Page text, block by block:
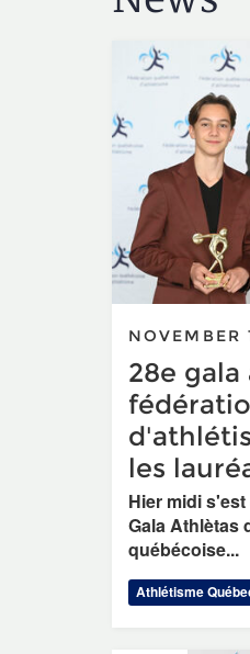
NOVEMBER
28e
les
Hier midi
Gala Athlètas
québécoise...
Athlétisme